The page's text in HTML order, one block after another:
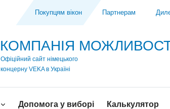
Покупцям вікон Партнерам
КОМПАНІЯ
Офіційний сайт німецького
концерну VEKA в Україні
Допомога у виборі Калькулятор